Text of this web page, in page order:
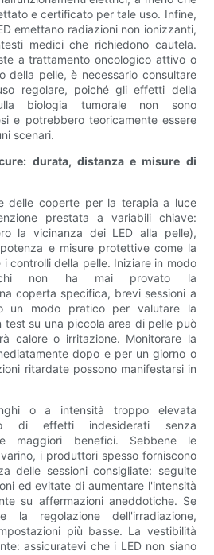
e certificato per tale uso. Infine,
emettano radiazioni non ionizzanti,
medici che richiedono cautela.
a trattamento oncologico attivo o
della pelle, è necessario consultare
regolare, poiché gli effetti della
biologia tumorale non sono
e potrebbero teoricamente essere
scenari.
durata, distanza e misure di
delle coperte per la terapia a luce
prestata a variabili chiave:
la vicinanza dei LED alla pelle),
e misure protettive come la
controlli della pelle. Iniziare in modo
chi non ha mai provato la
coperta specifica, brevi sessioni a
un modo pratico per valutare la
test su una piccola area di pelle può
calore o irritazione. Monitorare la
dopo e per un giorno o
ritardate possono manifestarsi in
o a intensità troppo elevata
di effetti indesiderati senza
maggiori benefici. Sebbene le
i produttori spesso forniscono
delle sessioni consigliate: seguite
ed evitate di aumentare l'intensità
su affermazioni aneddotiche. Se
la regolazione dell'irradiazione,
più basse. La vestibilità
assicuratevi che i LED non siano